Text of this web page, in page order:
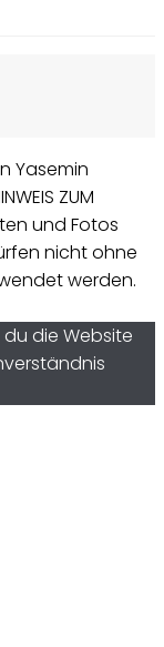
Yasemin
ZUM
und Fotos
nicht ohne
werden.
die Website